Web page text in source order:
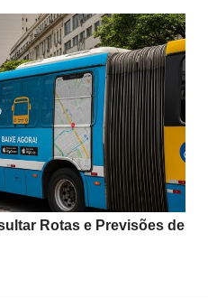
Rotas e Previsões de